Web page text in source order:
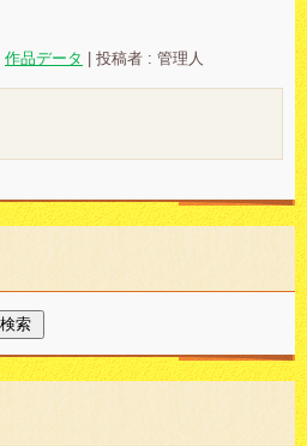
作品データ 投稿者 : 管理人